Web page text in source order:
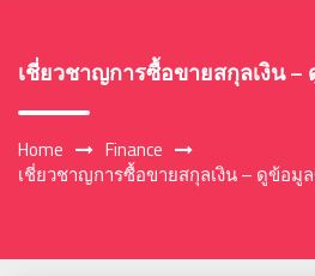
เชี่ยวชาญการซื้อขายสกุลเงิน
Home
Finance
เชี่ยวชาญการซื้อขายสกุลเงิน – ดูข้อมู